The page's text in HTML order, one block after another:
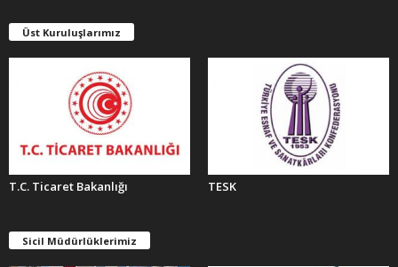
E
R
Üst Kuruluşlarımız
T.C. Ticaret Bakanlığı TESK
Sicil Müdürlüklerimiz